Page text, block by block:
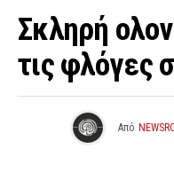
Σκληρή
τις φλόγες
Από